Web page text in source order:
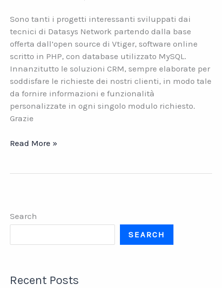
Sono tanti i progetti interessanti sviluppati dai
tecnici di Datasys Network partendo dalla base
offerta dall’open source di Vtiger, software online
scritto in PHP, con database utilizzato MySQL.
Innanzitutto le soluzioni CRM, sempre elaborate per
soddisfare le richieste dei nostri clienti, in modo tale
da fornire informazioni e funzionalità
personalizzate in ogni singolo modulo richiesto.
Grazie
Progetti
Read More »
Search
SEARCH
Recent Posts